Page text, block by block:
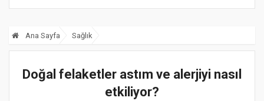
Ana Sayfa Sağlık
Doğal felaketler astım ve alerjiyi nasıl
etkiliyor?